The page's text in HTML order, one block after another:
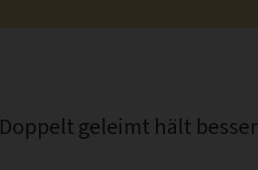
Doppelt geleimt hält besser